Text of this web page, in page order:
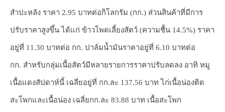
สำปะหลัง ราคา 2.95 บาทต่อกิโลกรัม (กก.) ส่วนสินค้าที่มีการ
ปรับราคาสูงขึ้น ได้แก่ ข้าวโพดเลี้ยงสัตว์ (ความชื้น 14.5%) ราคา
อยู่ที่ 11.30 บาทต่อ กก. ปาล์มน้ำมันราคาอยู่ที่ 6.10 บาทต่อ
กก. สำหรับกลุ่มเนื้อสัตว์มีหลายรายการราคาปรับลดลง อาทิ หมู
เนื้อแดงสัปดาห์นี้ เฉลี่ยอยู่ที่ กก.ละ 137.56 บาท ไก่เนื้อน่องติด
สะโพกและเนื้อน่อง เฉลี่ยกก.ละ 83.88 บาท เนื้อสะโพก